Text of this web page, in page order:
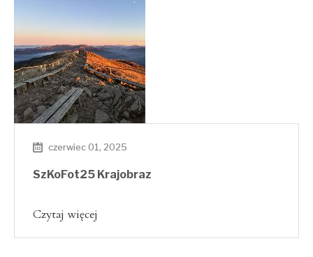
czerwiec 01, 2025
SzKoFot25 Krajobraz
Czytaj więcej